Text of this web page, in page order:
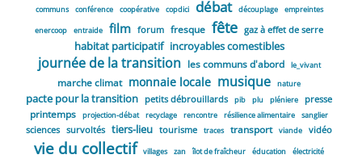
communs conférence coopérative copdici débat découplage
empreintes
enercoop
entraide film forum fresque fête gaz à effet de serre
habitat participatif incroyables comestibles
journée de la transition les communs d'abord le_vivant
marche climat monnaie locale musique nature
pacte pour la transition petits débrouillards pib plu pléniere presse
printemps projection-débat recyclage rencontre résilience alimentaire sanglier
sciences survoltés tiers-lieu tourisme traces transport viande vidéo
vie du collectif villages zan îlot de fraîcheur éducation électricité